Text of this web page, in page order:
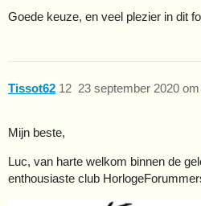
Goede keuze, en veel plezier in dit
Tissot62 23 september 2020
12
Mijn beste,
Luc, van harte welkom binnen de
enthousiaste club